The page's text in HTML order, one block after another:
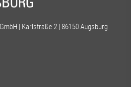
| Karlstraße 2 | 86150 Augsburg